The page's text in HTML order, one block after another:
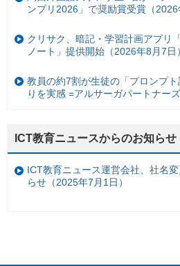
ンプリ2026」で奨励賞受賞（2026
クリサク、暗記・学習計画アプリ
ノート」提供開始（2026年8月7日）
教員の約7割が生徒の「プロンプ
りを実感 =アルサーガパートナー
ICT教育ニュースからのお知らせ
ICT教育ニュース運営会社、社名
らせ（2025年7月1日）